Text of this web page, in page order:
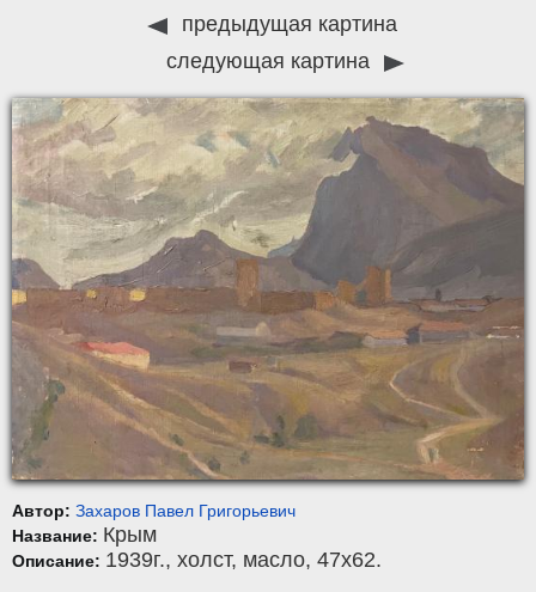
предыдущая картина
следующая картина
Автор: Захаров Павел Григорьевич
Название: Крым
Описание: 1939г., холст, масло, 47x62.